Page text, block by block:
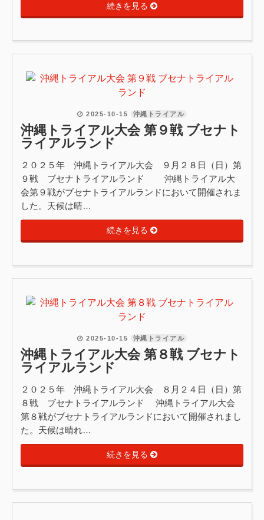
続きを見る
2025-10-15 沖縄トライアル
沖縄トライアル大会 第９戦 ブセナト
ライアルランド
２０２５年 沖縄トライアル大会 ９月２８日（日）第
９戦 ブセナトライアルランド 沖縄トライアル大
会第９戦がブセナトライアルランドにおいて開催されま
した。天候は晴…
続きを見る
2025-10-15 沖縄トライアル
沖縄トライアル大会 第８戦 ブセナト
ライアルランド
２０２５年 沖縄トライアル大会 ８月２４日（日）第
８戦 ブセナトライアルランド 沖縄トライアル大会
第８戦がブセナトライアルランドにおいて開催されまし
た。天候は晴れ…
続きを見る